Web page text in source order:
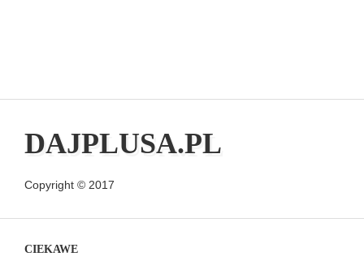
DAJPLUSA.PL
Copyright © 2017
CIEKAWE